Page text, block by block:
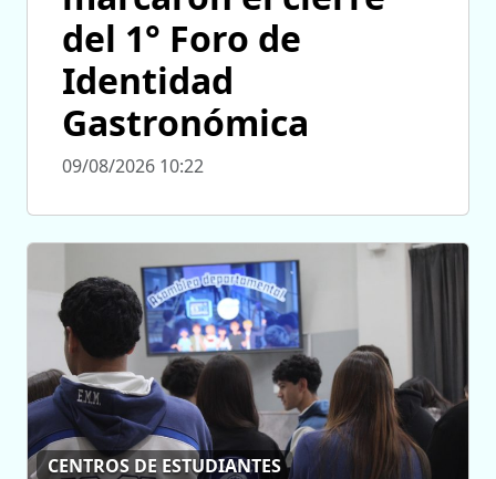
del 1° Foro de
Identidad
Gastronómica
09/08/2026 10:22
CENTROS DE ESTUDIANTES